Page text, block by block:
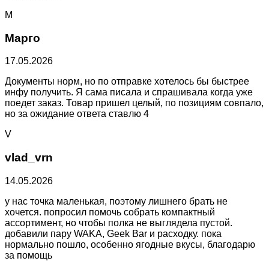
М
Марго
17.05.2026
Документы норм, но по отправке хотелось бы быстрее
инфу получить. Я сама писала и спрашивала когда уже
поедет заказ. Товар пришел целый, по позициям совпало,
но за ожидание ответа ставлю 4
V
vlad_vrn
14.05.2026
у нас точка маленькая, поэтому лишнего брать не
хочется. попросил помочь собрать компактный
ассортимент, но чтобы полка не выглядела пустой.
добавили пару WAKA, Geek Bar и расходку. пока
нормально пошло, особенно ягодные вкусы, благодарю
за помощь